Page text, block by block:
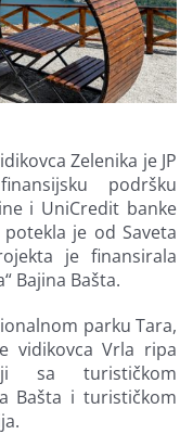
Zelenika je JP
podršku
i UniCredit banke
je od Saveta
je finansirala
Bajina Bašta.
parku Tara,
vidikovca Vrla ripa
sa turističkom
Bašta i turističkom